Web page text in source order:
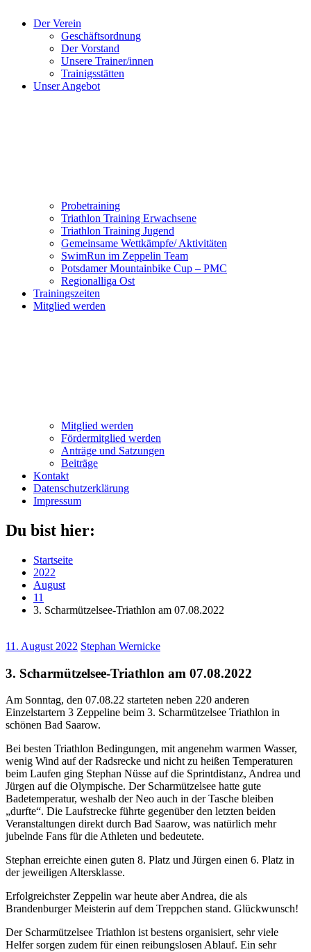
Der Verein
Geschäftsordnung
Der Vorstand
Unsere Trainer/innen
Trainigsstätten
Unser Angebot
Probetraining
Triathlon Training Erwachsene
Triathlon Training Jugend
Gemeinsame Wettkämpfe/ Aktivitäten
SwimRun im Zeppelin Team
Potsdamer Mountainbike Cup – PMC
Regionalliga Ost
Trainingszeiten
Mitglied werden
Mitglied werden
Fördermitglied werden
Anträge und Satzungen
Beiträge
Kontakt
Datenschutzerklärung
Impressum
Du bist hier:
Startseite
2022
August
11
3. Scharmützelsee-Triathlon am 07.08.2022
11. August 2022 Stephan Wernicke
3. Scharmützelsee-Triathlon am 07.08.2022
Am Sonntag, den 07.08.22 starteten neben 220 anderen
Einzelstartern 3 Zeppeline beim 3. Scharmützelsee Triathlon in
schönen Bad Saarow.
Bei besten Triathlon Bedingungen, mit angenehm warmen Wasser,
wenig Wind auf der Radsrecke und nicht zu heißen Temperaturen
beim Laufen ging Stephan Nüsse auf die Sprintdistanz, Andrea und
Jürgen auf die Olympische. Der Scharmützelsee hatte gute
Badetemperatur, weshalb der Neo auch in der Tasche bleiben
„durfte“. Die Laufstrecke führte gegenüber den letzten beiden
Veranstaltungen direkt durch Bad Saarow, was natürlich mehr
jubelnde Fans für die Athleten und bedeutete.
Stephan erreichte einen guten 8. Platz und Jürgen einen 6. Platz in
der jeweiligen Altersklasse.
Erfolgreichster Zeppelin war heute aber Andrea, die als
Brandenburger Meisterin auf dem Treppchen stand. Glückwunsch!
Der Scharmützelsee Triathlon ist bestens organisiert, sehr viele
Helfer sorgen zudem für einen reibungslosen Ablauf. Ein sehr